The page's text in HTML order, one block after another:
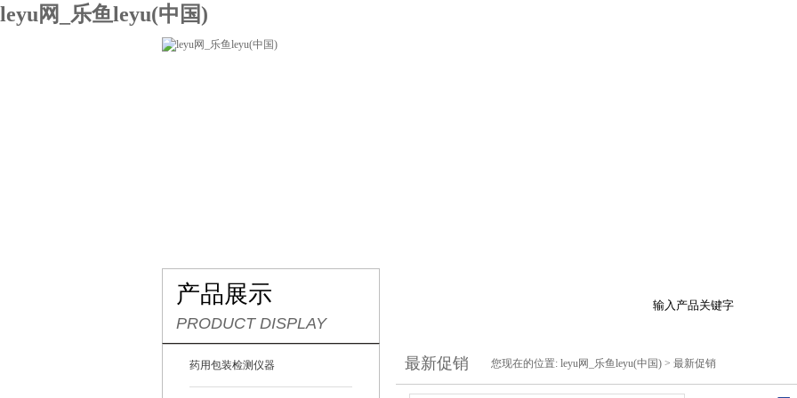
leyu网_乐鱼leyu(中国)
产品展示
PRODUCT DISPLAY
药用包装检测仪器 最新促销 您现在的位置: leyu网_乐鱼leyu(中国) > 最新促销